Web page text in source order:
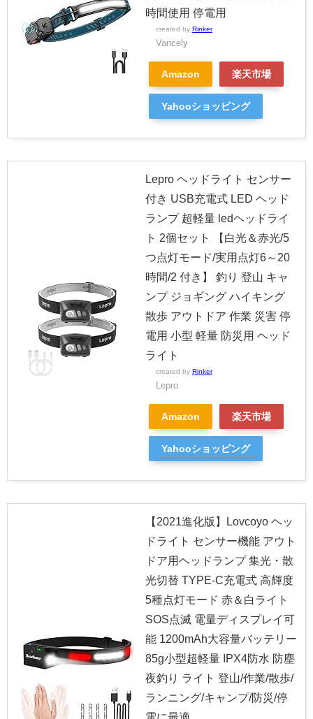
時間使用 停電用
created by Rinker
Vancely
Amazon 楽天市場
Yahooショッピング
Lepro ヘッドライト センサー
付き USB充電式 LED ヘッド
ランプ 超軽量 ledヘッドライ
ト 2個セット 【白光＆赤光/5
つ点灯モード/実用点灯6～20
時間/2 付き】 釣り 登山 キャ
ンプ ジョギング ハイキング
散歩 アウトドア 作業 災害 停
電用 小型 軽量 防災用 ヘッド
ライト
created by Rinker
Lepro
Amazon 楽天市場
Yahooショッピング
【2021進化版】Lovcoyo ヘッ
ドライト センサー機能 アウト
ドア用ヘッドランプ 集光・散
光切替 TYPE-C充電式 高輝度
5種点灯モード 赤＆白ライト
SOS点滅 電量ディスプレイ可
能 1200mAh大容量バッテリー
85g小型超軽量 IPX4防水 防塵
夜釣り ライト 登山/作業/散歩/
ランニング/キャンプ/防災/停